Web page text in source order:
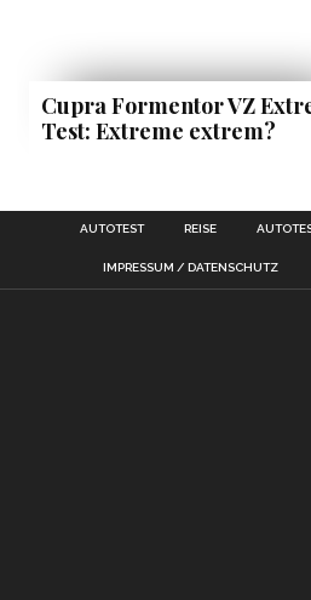
Cupra Formentor VZ
Test: Extreme extrem?
AUTOTEST REISE
IMPRESSUM / DATENSCHUTZ